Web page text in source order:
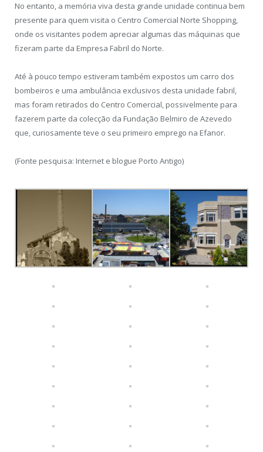
No entanto, a memória viva desta grande unidade continua bem
presente para quem visita o Centro Comercial Norte Shopping,
onde os visitantes podem apreciar algumas das máquinas que
fizeram parte da Empresa Fabril do Norte.
Até à pouco tempo estiveram também expostos um carro dos
bombeiros e uma ambulância exclusivos desta unidade fabril,
mas foram retirados do Centro Comercial, possivelmente para
fazerem parte da colecção da Fundação Belmiro de Azevedo
que, curiosamente teve o seu primeiro emprego na Efanor.
(Fonte pesquisa: Internet e blogue Porto Antigo)